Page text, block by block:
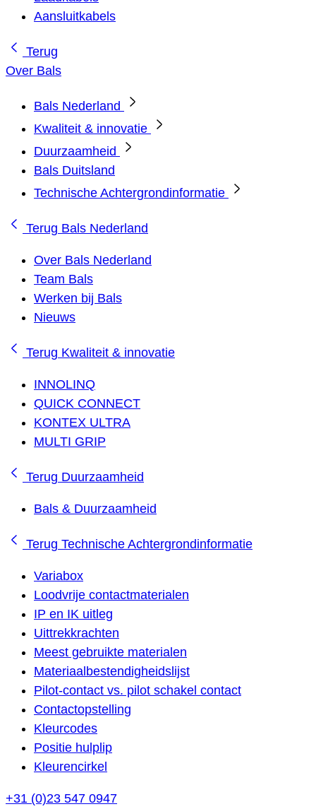
Aansluitkabels
Terug
Over Bals
Bals Nederland
Kwaliteit & innovatie
Duurzaamheid
Bals Duitsland
Technische Achtergrondinformatie
Terug Bals Nederland
Over Bals Nederland
Team Bals
Werken bij Bals
Nieuws
Terug Kwaliteit & innovatie
INNOLINQ
QUICK CONNECT
KONTEX ULTRA
MULTI GRIP
Terug Duurzaamheid
Bals & Duurzaamheid
Terug Technische Achtergrondinformatie
Variabox
Loodvrije contactmaterialen
IP en IK uitleg
Uittrekkrachten
Meest gebruikte materialen
Materiaalbestendigheidslijst
Pilot-contact vs. pilot schakel contact
Contactopstelling
Kleurcodes
Positie hulplip
Kleurencirkel
+31 (0)23 547 0947